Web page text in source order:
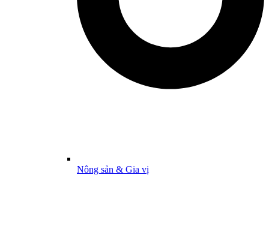
Nông sản & Gia vị